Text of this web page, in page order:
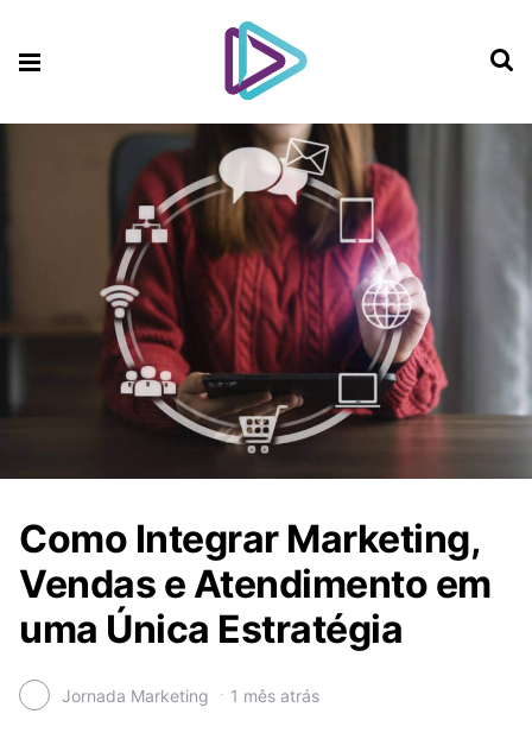
Como Integrar Marketing,
Vendas e Atendimento em
uma Única Estratégia
Jornada Marketing 1 mês atrás